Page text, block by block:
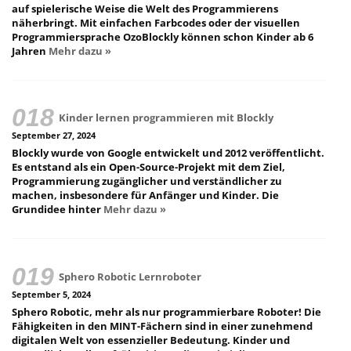
auf spielerische Weise die Welt des Programmierens
näherbringt. Mit einfachen Farbcodes oder der visuellen
Programmiersprache OzoBlockly können schon Kinder ab 6
Jahren Mehr dazu »
Kinder lernen programmieren mit Blockly
September 27, 2024
Blockly wurde von Google entwickelt und 2012 veröffentlicht.
Es entstand als ein Open-Source-Projekt mit dem Ziel,
Programmierung zugänglicher und verständlicher zu
machen, insbesondere für Anfänger und Kinder. Die
Grundidee hinter Mehr dazu »
Sphero Robotic Lernroboter
September 5, 2024
Sphero Robotic, mehr als nur programmierbare Roboter! Die
Fähigkeiten in den MINT-Fächern sind in einer zunehmend
digitalen Welt von essenzieller Bedeutung. Kinder und